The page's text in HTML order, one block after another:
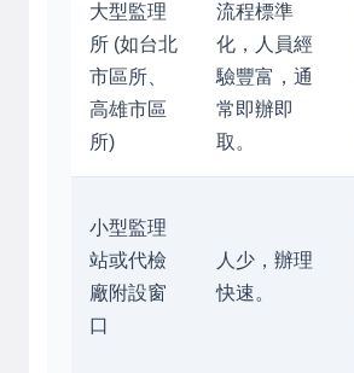
大型監理
所 (如台北
市區所、
高雄市區
所)
流程標準
化，人員經
驗豐富，通
常即辦即
取。
小型監理
站或代檢
廠附設窗
口
人少，辦理
快速。